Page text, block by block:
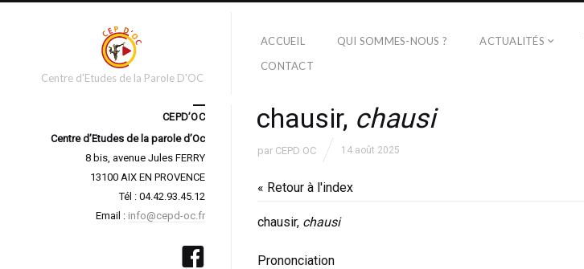
Centre d'Etudes de la Parole D'OC
ACCUEIL QUI SOMMES-NOUS ? ACTUALITÉS
CONTACT
chausir, chausi
par CEPD OC 14 août 2025
« Retour à l'index
chausir, chausi
Prononciation
CEPD’OC
Centre d’Etudes de la parole d’Oc
8 bis, avenue Jules FERRY
13100 AIX EN PROVENCE
Tél : 04.42.93.45.12
Email : info@cepd-oc.fr